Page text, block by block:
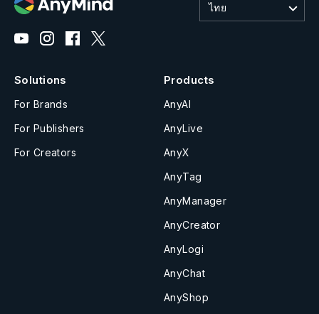
ไทย
Solutions
For Brands
For Publishers
For Creators
Products
AnyAI
AnyLive
AnyX
AnyTag
AnyManager
AnyCreator
AnyLogi
AnyChat
AnyShop